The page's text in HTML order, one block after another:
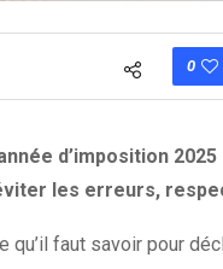
0
d’imposition
les erreurs,
qu’il faut savoir pour